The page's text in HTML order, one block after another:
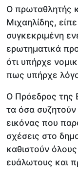
Ο πρωταθλητής
Μιχαηλίδης,
συγκεκριμένη
ερωτηματικά
ότι υπήρχε
πως υπήρχε
Ο Πρόεδρος της
τα όσα συζητούν
εικόνας που
σχέσεις στο
καθιστούν
ευάλωτους και